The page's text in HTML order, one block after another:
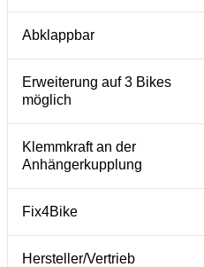
Abklappbar
Erweiterung auf 3 Bikes
möglich
Klemmkraft an der
Anhängerkupplung
Fix4Bike
Hersteller/Vertrieb